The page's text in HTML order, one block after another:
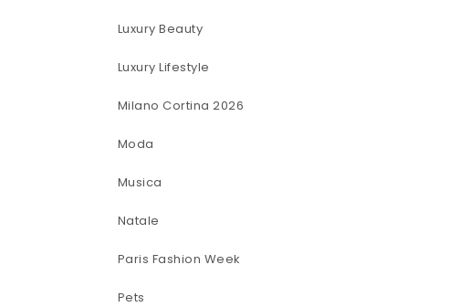
Luxury Beauty
Luxury Lifestyle
Milano Cortina 2026
Moda
Musica
Natale
Paris Fashion Week
Pets